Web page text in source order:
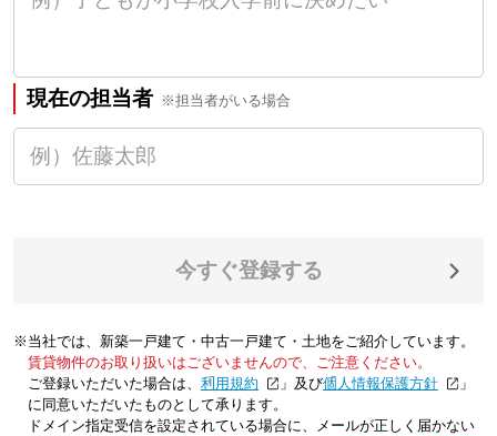
現在の担当者 ※担当者がいる場合
今すぐ登録する
※当社では、新築一戸建て・中古一戸建て・土地をご紹介しています。
賃貸物件のお取り扱いはございませんので、ご注意ください。
ご登録いただいた場合は、「利用規約 」及び「個人情報保護方針
」
に同意いただいたものとして承ります。
ドメイン指定受信を設定されている場合に、メールが正しく届かない